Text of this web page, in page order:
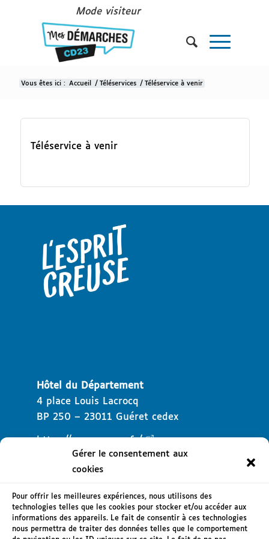
Mode visiteur
Vous êtes ici : Accueil / Téléservices / Téléservice à venir
Téléservice à venir
Téléservice à venir
Hôtel du Département
4 place Louis Lacrocq
BP 250 – 23011 Guéret cedex
https://www.creuse.fr/
Mentions légales
Gérer le consentement aux
cookies
Pour offrir les meilleures expériences, nous utilisons des
technologies telles que les cookies pour stocker et/ou accéder aux
informations des appareils. Le fait de consentir à ces technologies
nous permettra de traiter des données telles que le comportement